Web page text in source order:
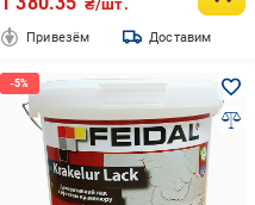
₴/шт.
Привезём Доставим